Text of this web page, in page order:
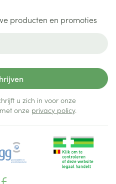
producten en promoties
u zich in voor onze
onze privacy policy.